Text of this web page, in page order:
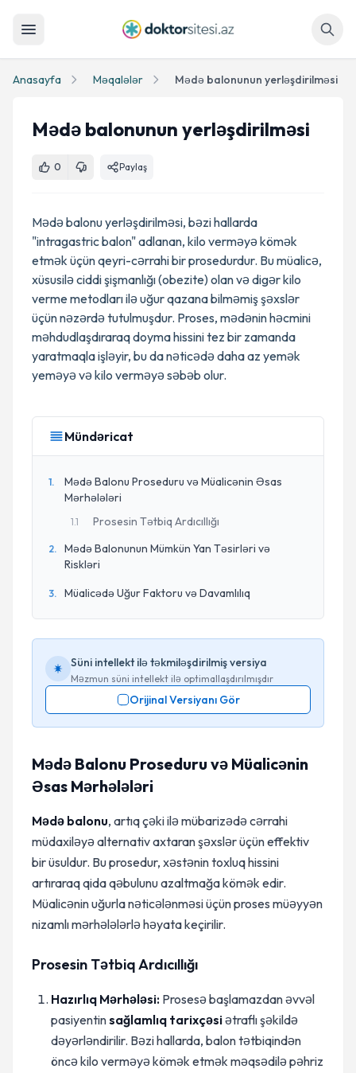
Anasayfa Məqalələr Mədə balonunun yerləşdirilməsi
Mədə balonunun yerləşdirilməsi
0 Paylaş
Mədə balonu yerləşdirilməsi, bəzi hallarda
"intragastric balon" adlanan, kilo verməyə kömək
etmək üçün qeyri-cərrahi bir prosedurdur. Bu müalicə,
xüsusilə ciddi şişmanlığı (obezite) olan və digər kilo
verme metodları ilə uğur qazana bilməmiş şəxslər
üçün nəzərdə tutulmuşdur. Proses, mədənin həcmini
məhdudlaşdıraraq doyma hissini tez bir zamanda
yaratmaqla işləyir, bu da nəticədə daha az yemək
yeməyə və kilo verməyə səbəb olur.
Mündəricat
1.
Mədə Balonu Proseduru və Müalicənin Əsas
Mərhələləri
1.1 Prosesin Tətbiq Ardıcıllığı
2.
Mədə Balonunun Mümkün Yan Təsirləri və
Riskləri
3. Müalicədə Uğur Faktoru və Davamlılıq
Süni intellekt ilə təkmiləşdirilmiş versiya
Məzmun süni intellekt ilə optimallaşdırılmışdır
Orijinal Versiyanı Gör
Mədə Balonu Proseduru və Müalicənin
Əsas Mərhələləri
Mədə balonu, artıq çəki ilə mübarizədə cərrahi
müdaxiləyə alternativ axtaran şəxslər üçün effektiv
bir üsuldur. Bu prosedur, xəstənin toxluq hissini
artıraraq qida qəbulunu azaltmağa kömək edir.
Müalicənin uğurla nəticələnməsi üçün proses müəyyən
nizamlı mərhələlərlə həyata keçirilir.
Prosesin Tətbiq Ardıcıllığı
Hazırlıq Mərhələsi: Prosesə başlamazdan əvvəl
pasiyentinsağlamlıq tarixçəsiətraflı şəkildə
dəyərləndirilir. Bəzi hallarda, balon tətbiqindən
öncə kilo verməyə kömək etmək məqsədilə pəhriz